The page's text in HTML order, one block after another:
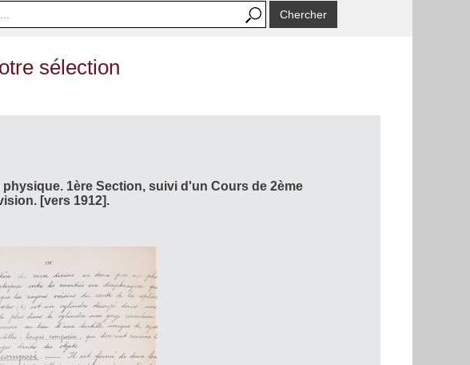
sélection
physique. 1ère Section, suivi d'un Cours de 2ème
[vers 1912].